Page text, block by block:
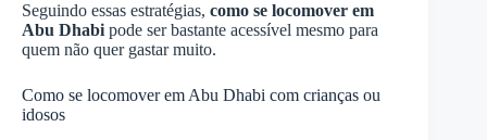
Seguindo essas estratégias, como se locomover em
Abu Dhabipode ser bastante acessível mesmo para
quem não quer gastar muito.
Como se locomover em Abu Dhabi com crianças ou
idosos